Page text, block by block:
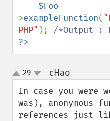
$Foo-
>exampleFunction(
PHP" );
?>
up
down
29 cHao¶
In case you were
was), anonymous
references just